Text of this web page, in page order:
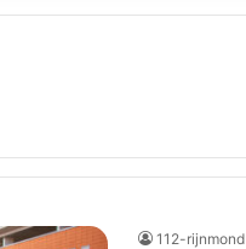
112-rijnmond